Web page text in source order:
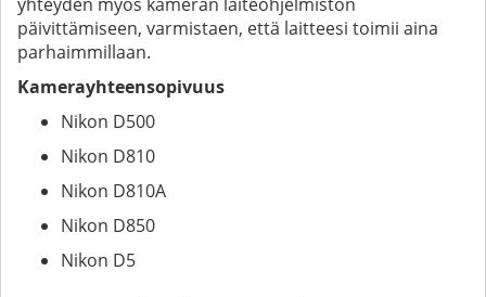
päivittämiseen, varmistaen, että laitteesi toimii aina
parhaimmillaan.
Kamerayhteensopivuus
Nikon D500
Nikon D810
Nikon D810A
Nikon D850
Nikon D5